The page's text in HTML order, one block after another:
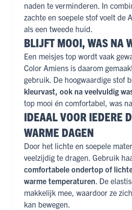
naden te verminderen. In
zachte en soepele stof voelt de
als een tweede huid.
BLIJFT MOOI, WAS NA
Een meisjes top wordt vaak
Color Amiens is daarom
gebruik. De hoogwaardige stof
kleurvast, ook na veelvuldig
top mooi én comfortabel, was
IDEAAL VOOR IEDERE
WARME DAGEN
Door het lichte en soepele
veelzijdig te dragen. Gebruik
comfortabele ondertop of
warme temperaturen. De
makkelijk mee, waardoor ze
kan bewegen.